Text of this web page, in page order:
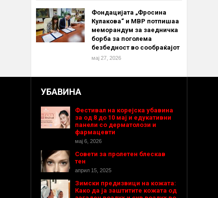
Фондацијата „Фросина
Кулакова“ и МВР потпишаа
меморандум за заедничка
борба за поголема
безбедност во сообраќајот
мај 27, 2026
УБАВИНА
Фестивал на корејска убавина
за од 8 до 10 мај и едукативни
панели со дерматолози и
фармацевти
мај 6, 2026
Совети за пролетен блескав
тен
април 15, 2025
Зимски предизвици на кожата:
Како да ја заштитите кожата од